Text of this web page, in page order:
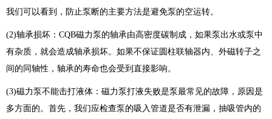
我们可以看到，防止泵断的主要方法是避免泵的空运转。
(2)轴承损坏：CQB磁力泵的轴承由高密度碳制成，如果泵出水或泵中
有杂质，就会造成轴承损坏。如果不保证圆柱联轴器内、外磁转子之
间的同轴性，轴承的寿命也会受到直接影响。
(3)磁力泵不能击打液体：磁力泵打液失败是泵最常见的故障，原因是
多方面的。首先，我们应检查泵的吸入管道是否有泄漏，抽吸管内的